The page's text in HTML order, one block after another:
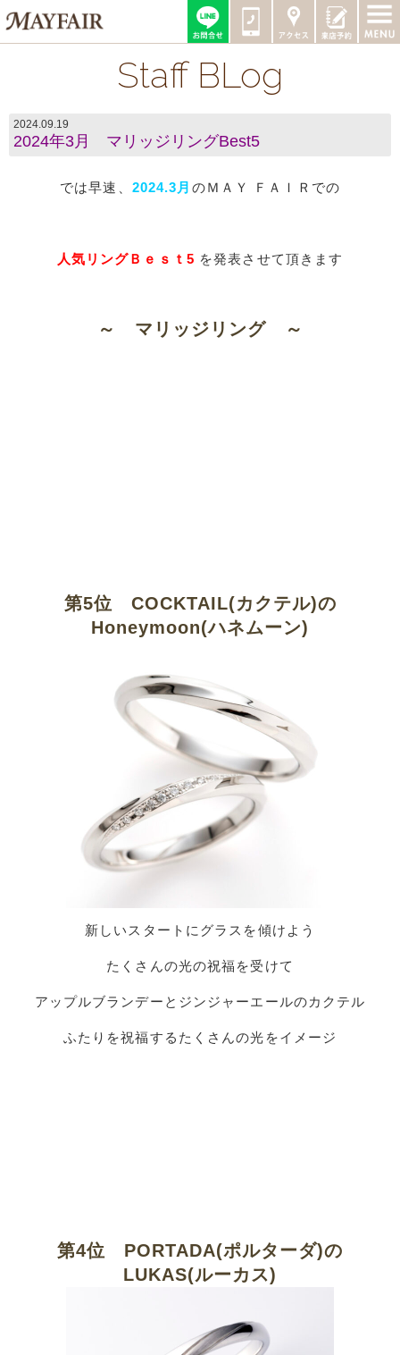
Staff BLog
2024.09.19
2024年3月 マリッジリングBest5
では早速、 2024.3月 のＭＡＹ ＦＡＩＲでの
人気リングＢｅｓｔ5 を発表させて頂きます​
～ マリッジリング ～
第5位 COCKTAIL(カクテル)の
Honeymoon(ハネムーン)
新しいスタートにグラスを傾けよう
たくさんの光の祝福を受けて
アップルブランデーとジンジャーエールのカクテル
ふたりを祝福するたくさんの光をイメージ
第4位 PORTADA(ポルターダ)の
LUKAS(ルーカス)